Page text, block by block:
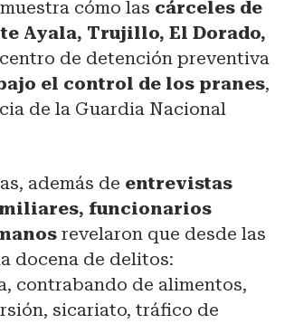
muestra cómo las cárceles de
Ayala, Trujillo, El Dorado,
de detención preventiva
el control de los pranes,
de la Guardia Nacional
además de entrevistas
funcionarios
revelaron que desde las
docena de delitos:
contrabando de alimentos,
sicariato, tráfico de